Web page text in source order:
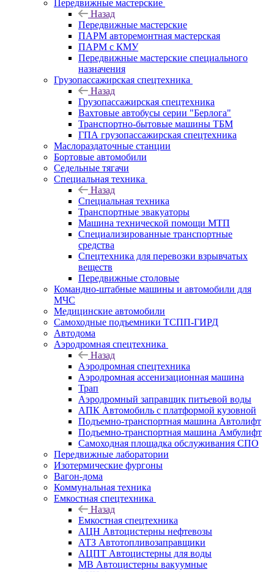
Передвижные мастерские
Назад
Передвижные мастерские
ПАРМ авторемонтная мастерская
ПАРМ с КМУ
Передвижные мастерские специального
назначения
Грузопассажирская спецтехника
Назад
Грузопассажирская спецтехника
Вахтовые автобусы серии "Берлога"
Транспортно-бытовые машины ТБМ
ГПА грузопассажирская спецтехника
Маслораздаточные станции
Бортовые автомобили
Седельные тягачи
Специальная техника
Назад
Специальная техника
Транспортные эвакуаторы
Машина технической помощи МТП
Специализированные транспортные
средства
Спецтехника для перевозки взрывчатых
веществ
Передвижные столовые
Командно-штабные машины и автомобили для
МЧС
Медицинские автомобили
Самоходные подъемники ТСПП-ГИРД
Автодома
Аэродромная спецтехника
Назад
Аэродромная спецтехника
Аэродромная ассенизационная машина
Трап
Аэродромный заправщик питьевой воды
АПК Автомобиль с платформой кузовной
Подъемно-транспортная машина Автолифт
Подъемно-транспортная машина Амбулифт
Самоходная площадка обслуживания СПО
Передвижные лаборатории
Изотермические фургоны
Вагон-дома
Коммунальная техника
Емкостная спецтехника
Назад
Емкостная спецтехника
АЦН Автоцистерны нефтевозы
АТЗ Автотопливозаправщики
АЦПТ Автоцистерны для воды
МВ Автоцистерны вакуумные